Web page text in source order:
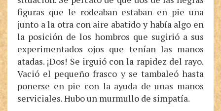
figuras que le rodeaban estaban en pie una
junto a la otra con aire abatido y había algo en
la posición de los hombros que sugirió a sus
experimentados ojos que tenían las manos
atadas. ¡Dos! Se irguió con la rapidez del rayo.
Vació el pequeño frasco y se tambaleó hasta
ponerse en pie con la ayuda de unas manos
serviciales. Hubo un murmullo de simpatía.